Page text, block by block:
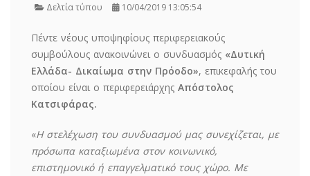
Δελτία τύπου 10/04/2019 13:05:54
Πέντε νέους υποψηφίους περιφερειακούς
συμβούλους ανακοινώνει ο συνδυασμός «Δυτική
Ελλάδα- Δικαίωμα στην Πρόοδο», επικεφαλής του
οποίου είναι ο περιφερειάρχης Απόστολος
Κατσιφάρας.
«Η στελέχωση του συνδυασμού μας συνεχίζεται, με
πρόσωπα καταξιωμένα στον κοινωνικό,
επιστημονικό ή επαγγελματικό τους χώρο. Με